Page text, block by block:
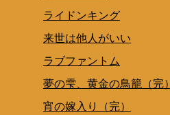
ライドンキング
来世は他人がいい
ラブファントム
夢の雫、黄金の鳥籠（完）
宵の嫁入り（完）